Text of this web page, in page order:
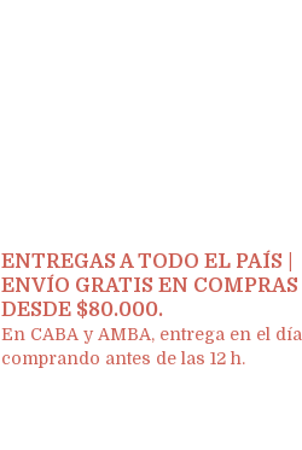
ENTREGAS A TODO EL PAÍS |
ENVÍO GRATIS EN COMPRAS
DESDE $80.000.
En CABA y AMBA, entrega en el día
comprando antes de las 12 h.